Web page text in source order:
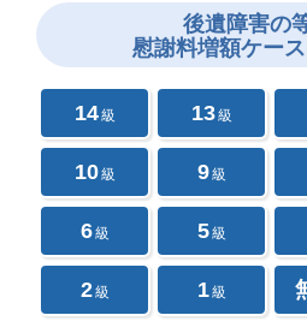
後遺障害の
慰謝料増額ケース
14級 13級
10級 9級
6級 5級
2級 1級